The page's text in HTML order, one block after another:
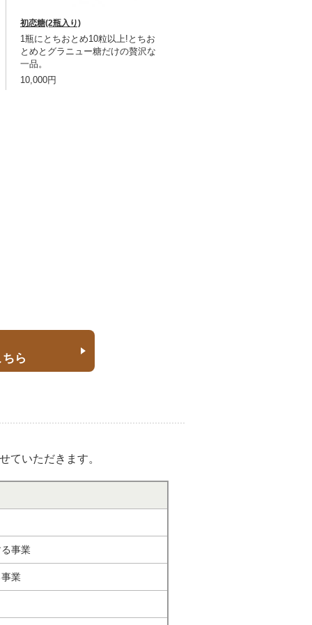
初恋糖(2瓶入り)
1瓶にとちおとめ10粒以上!とちお
とめとグラニュー糖だけの贅沢な
一品。
10,000円
ら
ていただきます。
事業
業